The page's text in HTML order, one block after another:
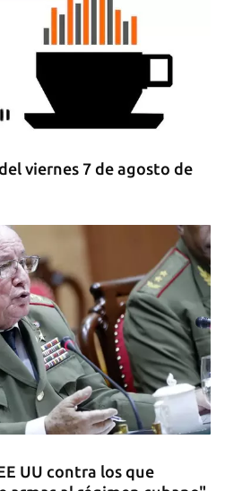
viernes 7 de agosto de
UU contra los que